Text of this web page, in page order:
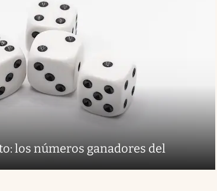
los números ganadores del